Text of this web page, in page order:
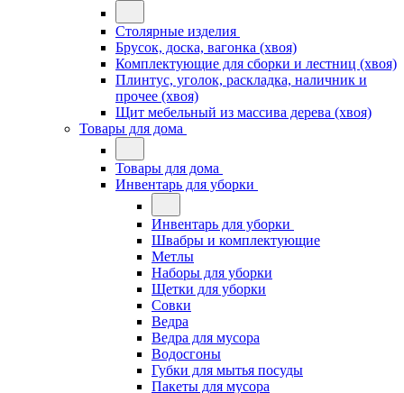
Столярные изделия
Брусок, доска, вагонка (хвоя)
Комплектующие для сборки и лестниц (хвоя)
Плинтус, уголок, раскладка, наличник и
прочее (хвоя)
Щит мебельный из массива дерева (хвоя)
Товары для дома
Товары для дома
Инвентарь для уборки
Инвентарь для уборки
Швабры и комплектующие
Метлы
Наборы для уборки
Щетки для уборки
Совки
Ведра
Ведра для мусора
Водосгоны
Губки для мытья посуды
Пакеты для мусора